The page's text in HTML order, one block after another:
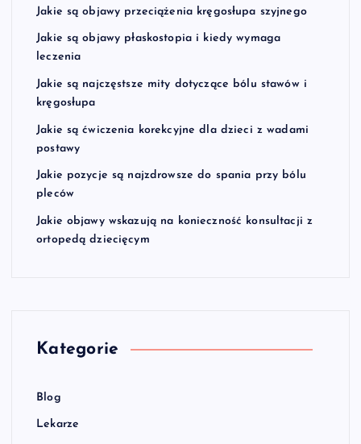
Jakie są objawy przeciążenia kręgosłupa szyjnego
Jakie są objawy płaskostopia i kiedy wymaga
leczenia
Jakie są najczęstsze mity dotyczące bólu stawów i
kręgosłupa
Jakie są ćwiczenia korekcyjne dla dzieci z wadami
postawy
Jakie pozycje są najzdrowsze do spania przy bólu
pleców
Jakie objawy wskazują na konieczność konsultacji z
ortopedą dziecięcym
Kategorie
Blog
Lekarze